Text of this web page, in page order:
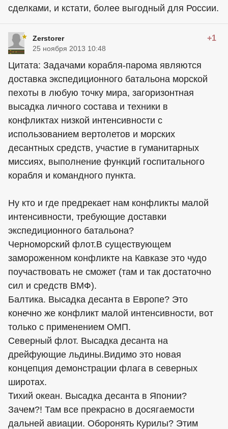
сделками, и кстати, более выгодный для России.
Zerstorer +1
25 ноября 2013 10:48
Цитата: Задачами корабля-парома являются
доставка экспедиционного батальона морской
пехоты в любую точку мира, загоризонтная
высадка личного состава и техники в
конфликтах низкой интенсивности с
использованием вертолетов и морских
десантных средств, участие в гуманитарных
миссиях, выполнение функций госпитального
корабля и командного пункта.
Ну кто и где предрекает нам конфликты малой
интенсивности, требующие доставки
экспедиционного батальона?
Черноморский флот.В существующем
замороженном конфликте на Кавказе это чудо
поучаствовать не сможет (там и так достаточно
сил и средств ВМФ).
Балтика. Высадка десанта в Европе? Это
конечно же конфликт малой интенсивности, вот
только с применением ОМП.
Северный флот. Высадка десанта на
дрейфующие льдины.Видимо это новая
концепция демонстрации флага в северных
широтах.
Тихий океан. Высадка десанта в Японии?
Зачем?! Там все прекрасно в досягаемости
дальней авиации. Оборонять Курилы? Этим